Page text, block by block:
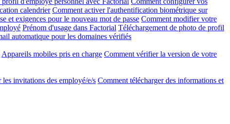
calendrier Comment activer l'authentification biométrique sur
et exigences pour le nouveau mot de passe Comment modifier votre
Prénom d'usage dans Factorial Téléchargement de photo de profil
automatique pour les domaines vérifiés
Appareils mobiles pris en charge Comment vérifier la version de votre
invitations des employé/e/s Comment télécharger des informations et